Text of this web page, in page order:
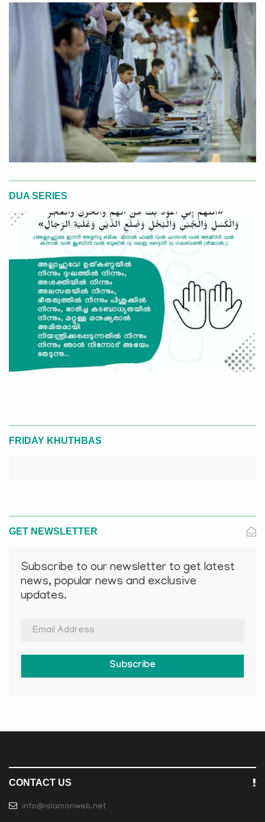
DUA SERIES
FRIDAY KHUTHBAS
GET NEWSLETTER
Subscribe to our newsletter to get latest
news, popular news and exclusive
updates.
Subscribe
CONTACT US
info@islamonweb.net